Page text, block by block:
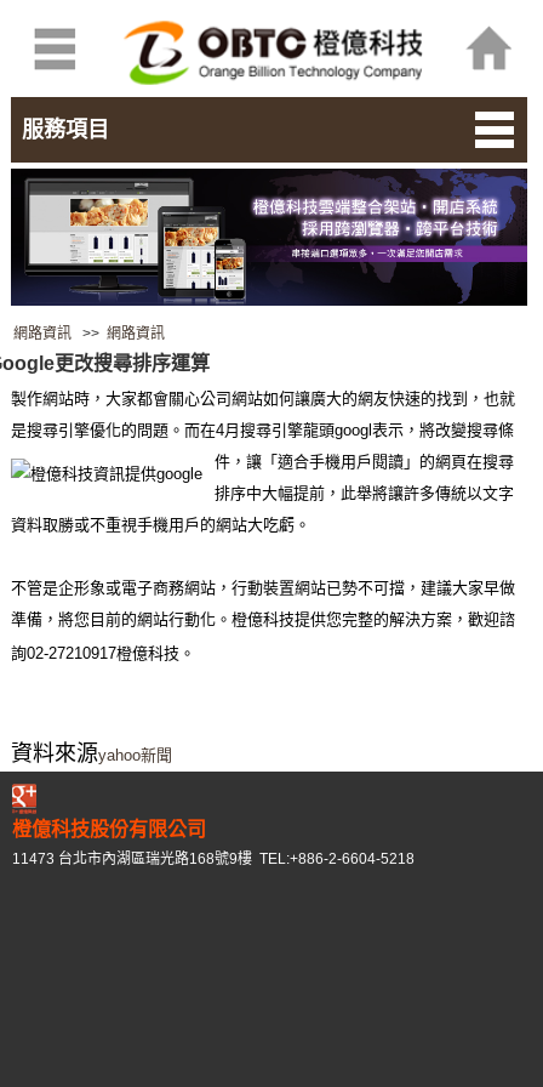
服務項目
網路資訊 >>網路資訊
更改搜尋排序運算
製作網站時，大家都會關心公司網站如何讓廣大的網友快速的找到， 也就
是搜尋引擎優化的問題。 而在4月搜尋引擎龍頭googl表示，將改變搜尋條
件，讓「 適合手機用戶閱讀」的網頁在搜尋
排序中大幅提前， 此舉將讓許多傳統以文字
資料取勝或不重視手機用戶的網站大吃虧。
不管是企形象或電子商務網站，行動裝置網站已勢不可擋， 建議大家早做
準備，將您目前的網站行動化。 橙億科技提供您完整的解決方案，歡迎諮
詢02-27210917橙億科技。
資料來源yahoo新聞
橙億科技股份有限公司
11473 台北市內湖區瑞光路168號9樓 TEL:+886-2-6604-5218